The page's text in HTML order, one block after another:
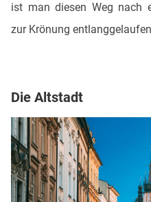
ist man diesen Weg nach
zur Krönung
Die Altstadt